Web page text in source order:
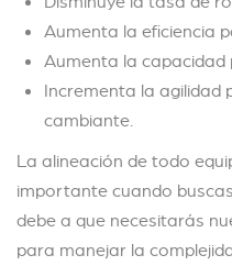
Aumenta la eficiencia
Aumenta la capacidad
Incrementa la agilidad
cambiante.
La alineación de todo
importante cuando
debe a que necesitarás
para manejar la